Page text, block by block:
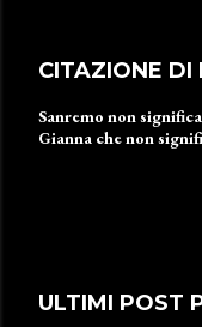
CITAZIONE DI
Sanremo non
Gianna che non
ULTIMI POST